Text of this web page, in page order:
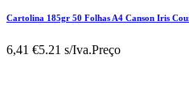
Cartolina 185gr 50 Folhas A4 Canson Iris
6,41 €5.21 s/Iva.Preço